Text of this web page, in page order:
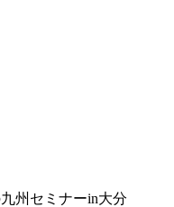
州セミナーin大分